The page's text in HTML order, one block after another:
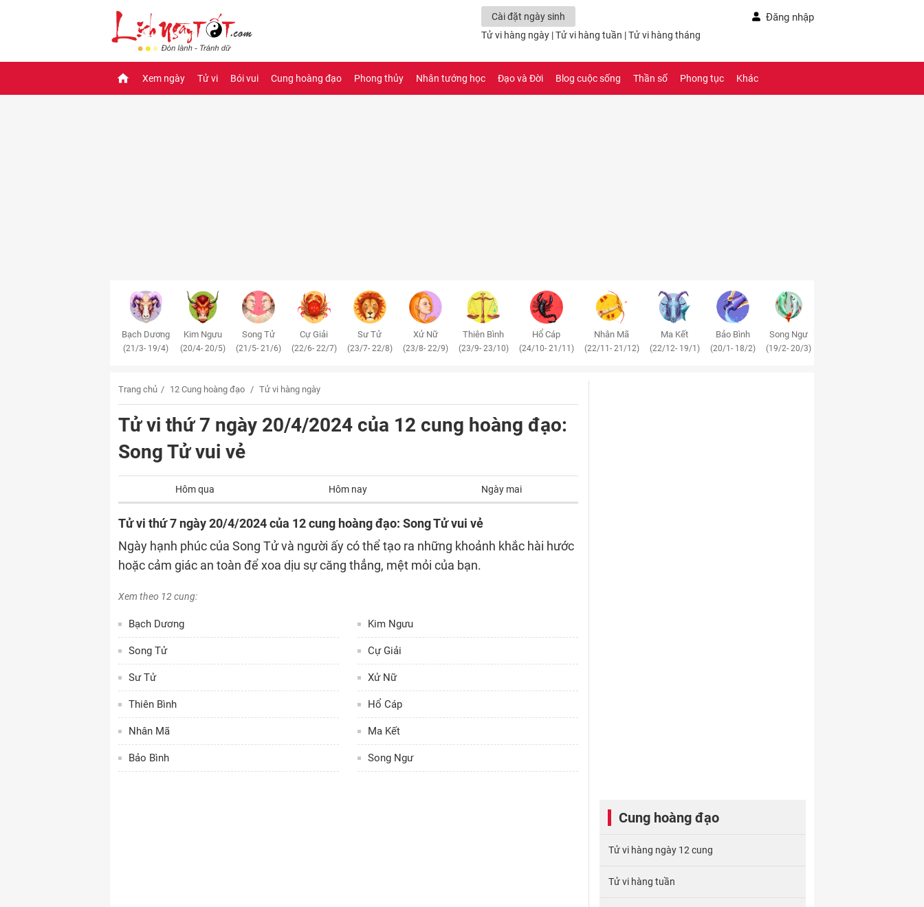
Cài đặt ngày sinh Đăng nhập
Tử vi hàng ngày |Tử vi hàng tuần |Tử vi hàng tháng
Xem ngày Tử vi Bói vui Cung hoàng đạo Phong thủy Nhân tướng học Đạo và Đời Blog cuộc sống Thần số Phong tục Khác
Bạch Dương
(21/3- 19/4)
Kim Ngưu
(20/4- 20/5)
Song Tử
(21/5- 21/6)
Cự Giải
(22/6- 22/7)
Sư Tử
(23/7- 22/8)
Xử Nữ
(23/8- 22/9)
Thiên Bình
(23/9- 23/10)
Hổ Cáp
(24/10- 21/11)
Nhân Mã
(22/11- 21/12)
Ma Kết
(22/12- 19/1)
Bảo Bình
(20/1- 18/2)
Song Ngư
(19/2- 20/3)
Trang chủ 12 Cung hoàng đạo Tử vi hàng ngày
Tử vi thứ 7 ngày 20/4/2024 của 12 cung hoàng đạo:
Song Tử vui vẻ
Hôm qua Hôm nay Ngày mai
Tử vi thứ 7 ngày 20/4/2024 của 12 cung hoàng đạo: Song Tử vui vẻ
Ngày hạnh phúc của Song Tử và người ấy có thể tạo ra những khoảnh khắc hài hước
hoặc cảm giác an toàn để xoa dịu sự căng thẳng, mệt mỏi của bạn.
Xem theo 12 cung:
Bạch Dương Kim Ngưu
Song Tử Cự Giải
Sư Tử Xử Nữ
Thiên Bình Hổ Cáp
Nhân Mã Ma Kết
Bảo Bình Song Ngư
Cung hoàng đạo
Tử vi hàng ngày 12 cung
Tử vi hàng tuần